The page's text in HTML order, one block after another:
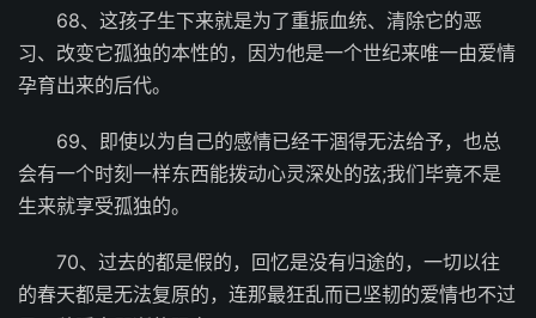
68、这孩子生下来就是为了重振血统、清除它的恶
习、改变它孤独的本性的，因为他是一个世纪来唯一由爱情
孕育出来的后代。
69、即使以为自己的感情已经干涸得无法给予，也总
会有一个时刻一样东西能拨动心灵深处的弦;我们毕竟不是
生来就享受孤独的。
70、过去的都是假的，回忆是没有归途的，一切以往
的春天都是无法复原的，连那最狂乱而已坚韧的爱情也不过